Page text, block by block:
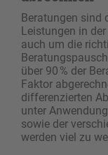
Beratungen sind
Leistungen in
auch um die
über 90 % der
Faktor
differenzierten
unter
sowie der
werden viel zu